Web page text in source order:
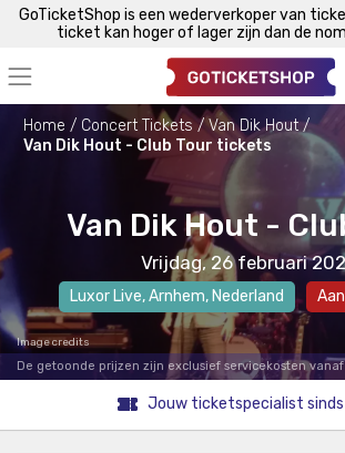
GoTicketShop is een wederverkoper van
ticket kan hoger of lager zijn dan de
Home Concert Tickets
Van Dik Hout
Van Dik Hout - Club Tour tickets
Van Dik Hout -
Vrijdag, 26 februari
Luxor Live,Arnhem, Nederland
Image credits
De getoonde prijzen zijn exclusief servicekosten
Jouw ticketspecialist sinds